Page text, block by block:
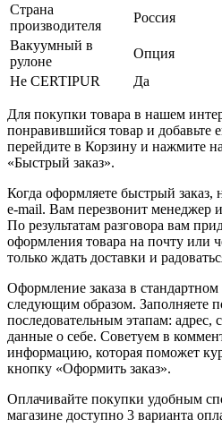
Страна
производителя
Россия
Вакуумный в
рулоне
Опция
Не CERTIPUR
Да
Для покупки товара в нашем
понравившийся товар и добавьте
перейдите в Корзину и нажмите
«Быстрый заказ».
Когда оформляете быстрый
e-mail. Вам перезвонит менеджер
По результатам разговора вам
оформления товара на почту или
только ждать доставки и
Оформление заказа в
следующим образом. Заполняете
последовательным этапам: адрес,
данные о себе. Советуем в
информацию, которая поможет
кнопку «Оформить заказ».
Оплачивайте покупки удобным
магазине доступно 3 варианта